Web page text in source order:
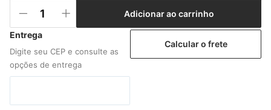
Adicionar ao carrinho
Calcular o frete